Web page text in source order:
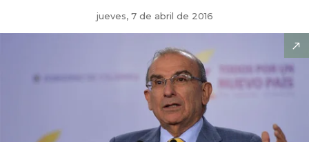
jueves, 7 de abril de 2016